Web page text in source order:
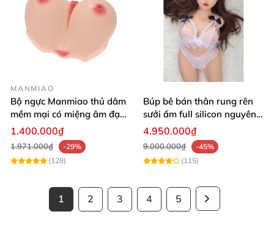
Quỳnh giao khuôn mặt xuân thủy cổ trang
1m59
MANMIAO
Bộ ngực Manmiao thủ dâm
mềm mại có miệng âm đạo
thật
1.400.000₫
1.971.000₫
-29%
(128)
Búp bê bán thân rung rên
sưởi ấm full silicon nguyên
khối
4.950.000₫
9.000.000₫
-45%
(115)
1 2 3 4 5